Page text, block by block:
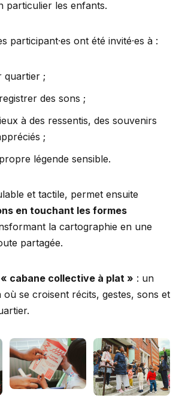
particulier les enfants.
participant·es ont été invité·es à :
quartier ;
des sons ;
à des ressentis, des souvenirs
;
légende sensible.
et tactile, permet ensuite
en touchant les formes
la cartographie en une
partagée.
« cabane collective à plat » : un
où se croisent récits, gestes, sons et